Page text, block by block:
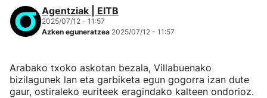
Agentziak | EITB
2025/07/12 - 11:57
Azken eguneratzea 2025/07/12 - 11:57
Arabako txoko askotan bezala, Villabuenako
bizilagunek lan eta garbiketa egun gogorra izan dute
gaur, ostiraleko euriteek eragindako kalteen ondorioz.